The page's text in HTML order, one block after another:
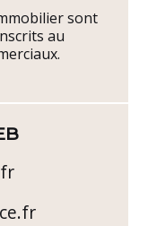
sont
au